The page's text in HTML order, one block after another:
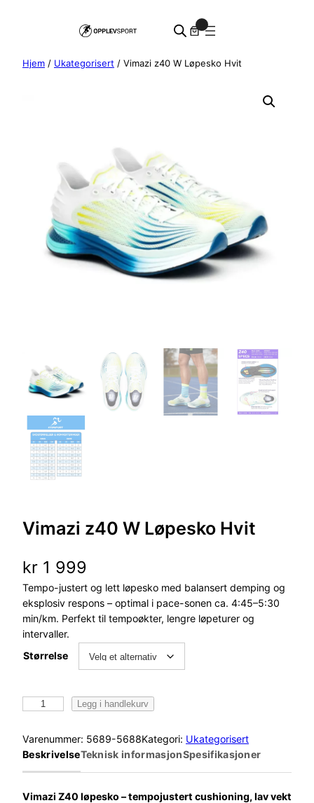
Hjem / Ukategorisert / Vimazi z40 W Løpesko Hvit
Vimazi z40 W Løpesko Hvit
kr 1 999
Tempo-justert og lett løpesko med balansert demping og
eksplosiv respons – optimal i pace-sonen ca. 4:45–5:30
min/km. Perfekt til tempoøkter, lengre løpeturer og
intervaller.
Størrelse
m
a
z
Legg i handlekurv
Varenummer: 5689-5688Kategori: Ukategorisert
BeskrivelseTeknisk informasjonSpesifikasjoner
Vimazi Z40 løpesko – tempojustert cushioning, lav vekt